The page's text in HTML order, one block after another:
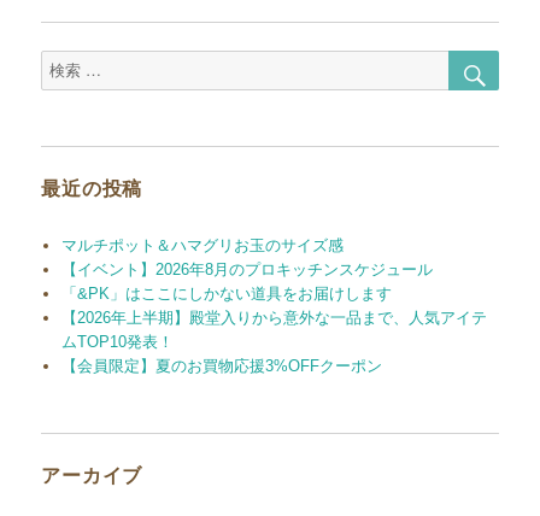
検
索
索
最近の投稿
マルチポット＆ハマグリお玉のサイズ感
【イベント】2026年8月のプロキッチンスケジュール
「&PK」はここにしかない道具をお届けします
【2026年上半期】殿堂入りから意外な一品まで、人気アイテ
ムTOP10発表！
【会員限定】夏のお買物応援3%OFFクーポン
アーカイブ